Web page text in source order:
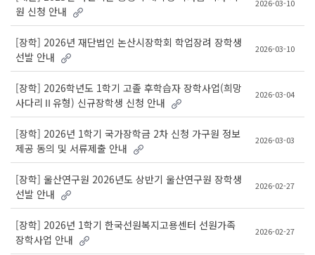
원 신청 안내
2026-03-10
[장학] 2026년 재단법인 논산시장학회 학업장려 장학생
선발 안내
2026-03-10
[장학] 2026학년도 1학기 고졸 후학습자 장학사업(희망
사다리Ⅱ유형) 신규장학생 신청 안내
2026-03-04
[장학] 2026년 1학기 국가장학금 2차 신청 가구원 정보
제공 동의 및 서류제출 안내
2026-03-03
[장학] 울산연구원 2026년도 상반기 울산연구원 장학생
선발 안내
2026-02-27
[장학] 2026년 1학기 한국선원복지고용센터 선원가족
장학사업 안내
2026-02-27